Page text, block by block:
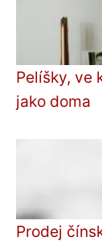
Pelíšky, ve
jako doma
Prodej